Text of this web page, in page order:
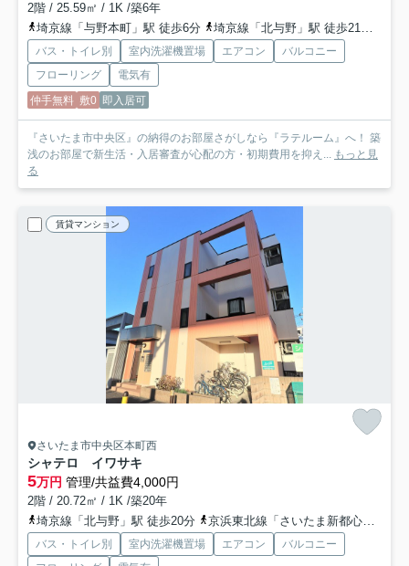
2階 / 25.59㎡ / 1K /築6年
埼京線「与野本町」駅 徒歩6分
埼京線「北与野」駅 徒歩21分
バス・トイレ別 室内洗濯機置場 エアコン
バルコニー
フローリング
電気有
仲手無料 敷0 即入居可
『さいたま市中央区』の納得のお部屋さがしなら『ラテルーム』へ！ 築
浅のお部屋で新生活・入居審査が心配の方・初期費用を抑え... もっと見
る
賃貸マンション
さいたま市中央区本町西
シャテロ イワサキ
5万円 管理/共益費4,000円
2階 / 20.72㎡ / 1K /築20年
埼京線「北与野」駅 徒歩20分
京浜東北線「さいたま新都心」駅 徒歩26分
バス・トイレ別 室内洗濯機置場 エアコン
バルコニー